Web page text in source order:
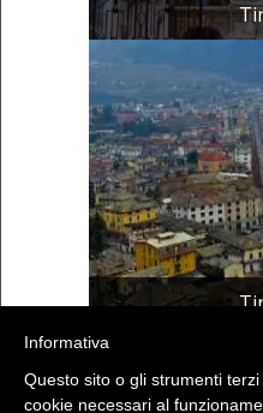
(C) La Valtellina -
Informativa
Questo sito o gli strumenti
cookie necessari al